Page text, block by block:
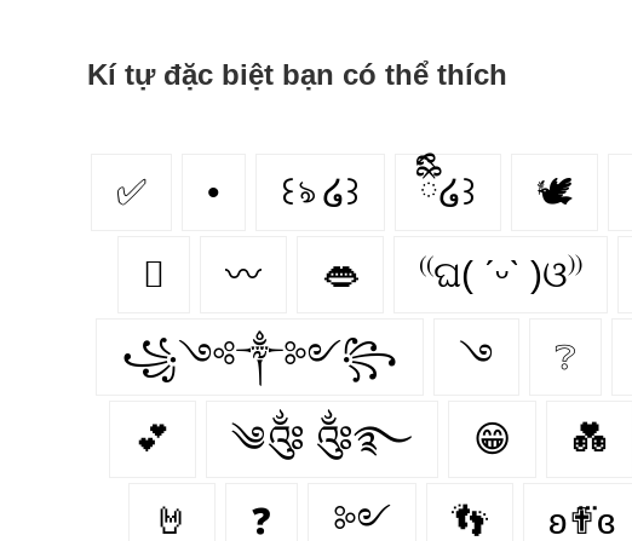
Kí tự đặc biệt bạn có thể thích
✅ • ꒰ঌ ໒꒱ ྀིྀི໒꒱ 🕊️
🫆 〰 👄 ⁽⁽ଘ( ˊᵕˋ )ଓ⁾⁾
꧁༺༒༻꧂ ࿓ ❔
💕 ༄༂ ༂࿐ 😁 💑
🤘 ❓ ༻ 👣 ʚ✟⃛ɞ